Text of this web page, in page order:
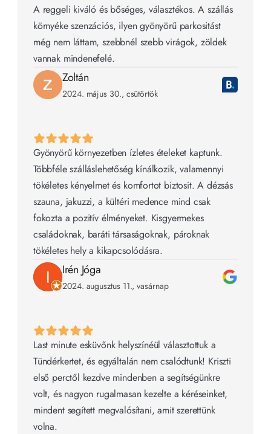
A reggeli kiváló és bőséges, választékos. A szállás
környéke szenzációs, ilyen gyönyörű parkositást
még nem láttam, szebbnél szebb virágok, zöldek
vannak mindenefelé.
Zoltán
2024. május 30., csütörtök
Gyönyörű környezetben ízletes ételeket kaptunk.
Többféle szálláslehetőség kínálkozik, valamennyi
tökéletes kényelmet és komfortot biztosit. A dézsás
szauna, jakuzzi, a kültéri medence mind csak
fokozta a pozitív élményeket. Kisgyermekes
családoknak, baráti társaságoknak, pároknak
tökéletes hely a kikapcsolódásra.
Irén Jóga
2024. augusztus 11., vasárnap
Last minute esküvőnk helyszínéül választottuk a
Tündérkertet, és egyáltalán nem csalódtunk! Kriszti
első perctől kezdve mindenben a segítségünkre
volt, és nagyon rugalmasan kezelte a kéréseinket,
mindent segített megvalósítani, amit szerettünk
volna.